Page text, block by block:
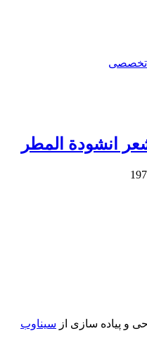
تخصصی
انشودة المطر
و پیاده سازی از سیناوب